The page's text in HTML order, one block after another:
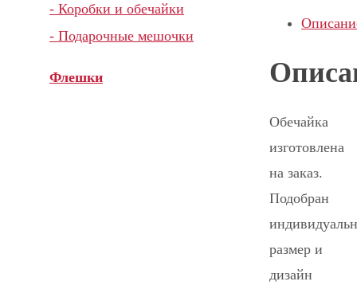
Обечайка
изготовлена
на заказ.
Подобран
размер и
дизайн
- Коробки и обечайки
- Подарочные мешочки
Флешки